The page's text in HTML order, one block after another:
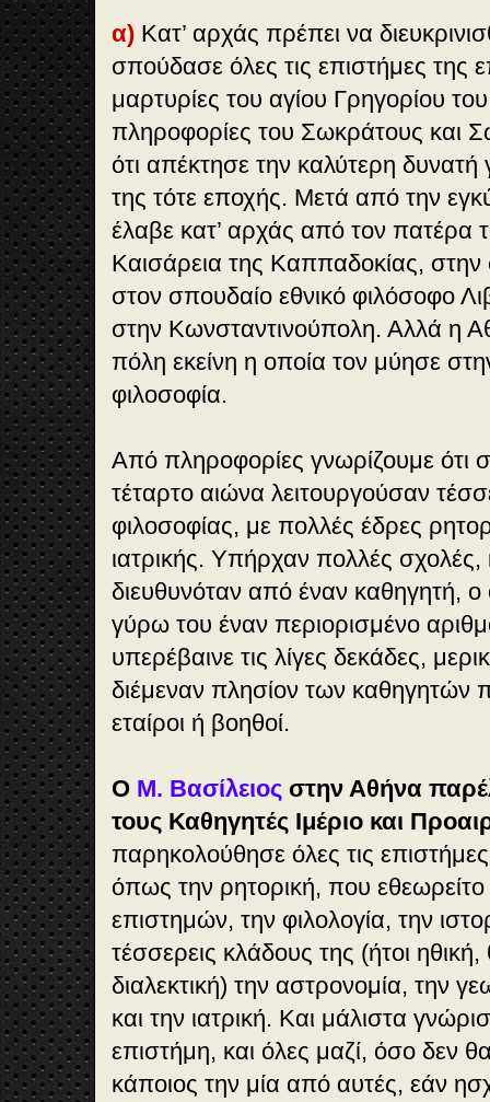
α) Κατ’ αρχάς πρέπει να
σπούδασε όλες τις επιστήμες της
μαρτυρίες του αγίου Γρηγορίου
πληροφορίες του Σωκράτους και
ότι απέκτησε την καλύτερη
της τότε εποχής. Μετά από την
έλαβε κατ’ αρχάς από τον πατέρα
Καισάρεια της Καππαδοκίας, στην
στον σπουδαίο εθνικό φιλόσοφο
στην Κωνσταντινούπολη. Αλλά η
πόλη εκείνη η οποία τον μύησε
φιλοσοφία.
Από πληροφορίες γνωρίζουμε ότι
τέταρτο αιώνα λειτουργούσαν
φιλοσοφίας, με πολλές έδρες
ιατρικής. Υπήρχαν πολλές
διευθυνόταν από έναν καθηγητή,
γύρω του έναν περιορισμένο
υπερέβαινε τις λίγες δεκάδες,
διέμεναν πλησίον των καθηγητών
εταίροι ή βοηθοί.
Ο Μ. Βασίλειος στην Αθήνα
τους Καθηγητές Ιμέριο και
παρηκολούθησε όλες τις
όπως την ρητορική, που
επιστημών, την φιλολογία, την
τέσσερεις κλάδους της (ήτοι
διαλεκτική) την αστρονομία, την
και την ιατρική. Και μάλιστα
επιστήμη, και όλες μαζί, όσο δεν
κάποιος την μία από αυτές, εάν